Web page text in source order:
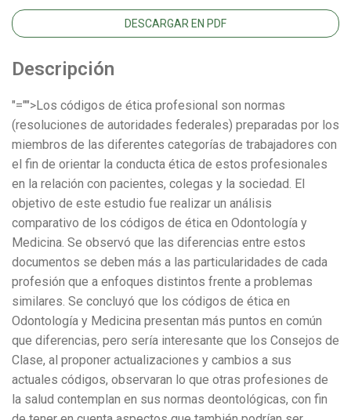
DESCARGAR EN PDF
Descripción
"="">Los códigos de ética profesional son normas
(resoluciones de autoridades federales) preparadas por los
miembros de las diferentes categorías de trabajadores con
el fin de orientar la conducta ética de estos profesionales
en la relación con pacientes, colegas y la sociedad. El
objetivo de este estudio fue realizar un análisis
comparativo de los códigos de ética en Odontología y
Medicina. Se observó que las diferencias entre estos
documentos se deben más a las particularidades de cada
profesión que a enfoques distintos frente a problemas
similares. Se concluyó que los códigos de ética en
Odontología y Medicina presentan más puntos en común
que diferencias, pero sería interesante que los Consejos de
Clase, al proponer actualizaciones y cambios a sus
actuales códigos, observaran lo que otras profesiones de
la salud contemplan en sus normas deontológicas, con fin